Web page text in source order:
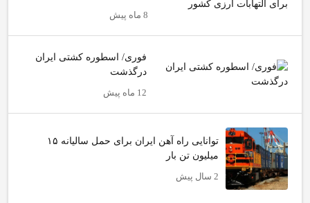
8 ماه پیش
فوری/ اسطوره کشتی ایران
درگذشت
12 ماه پیش
توانایی راه آهن ایران برای حمل سالیانه ۱۵
میلیون تن بار
2 سال پیش